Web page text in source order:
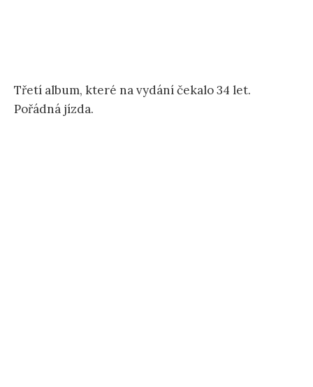
Třetí album, které na vydání čekalo 34 let.
Pořádná jízda.